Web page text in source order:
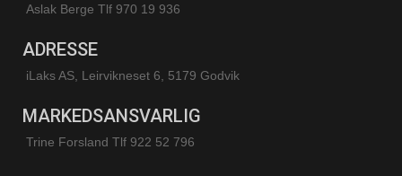
Aslak Berge Tlf 970 19 936
ADRESSE
iLaks AS, Leirvikneset 6, 5179 Godvik
MARKEDSANSVARLIG
Trine Forsland Tlf 922 52 796